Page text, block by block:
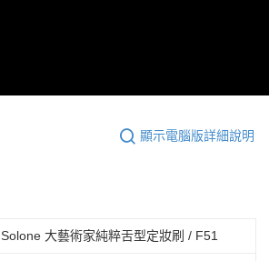
顯示電腦版詳細說明
Solone 大藝術家純粹舌型定妝刷 / F51